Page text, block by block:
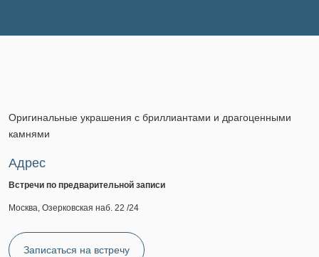
Оригинальные украшения с бриллиантами и драгоценными
камнями
Адрес
Встречи по предварительной записи
Москва, Озерковская наб. 22 /24
Записаться на встречу